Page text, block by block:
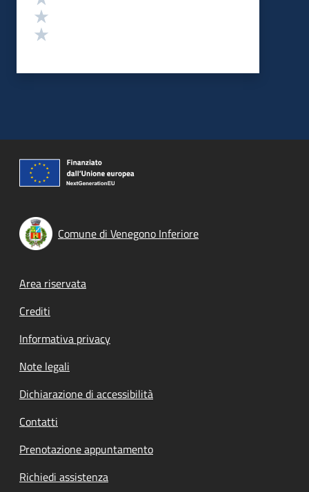
Comune di Venegono Inferiore
Footer menu
Area riservata
Crediti
Informativa privacy
Note legali
Dichiarazione di accessibilità
Contatti
Prenotazione appuntamento
Richiedi assistenza